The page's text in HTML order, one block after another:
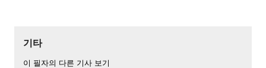
기타
이 필자의 다른 기사 보기